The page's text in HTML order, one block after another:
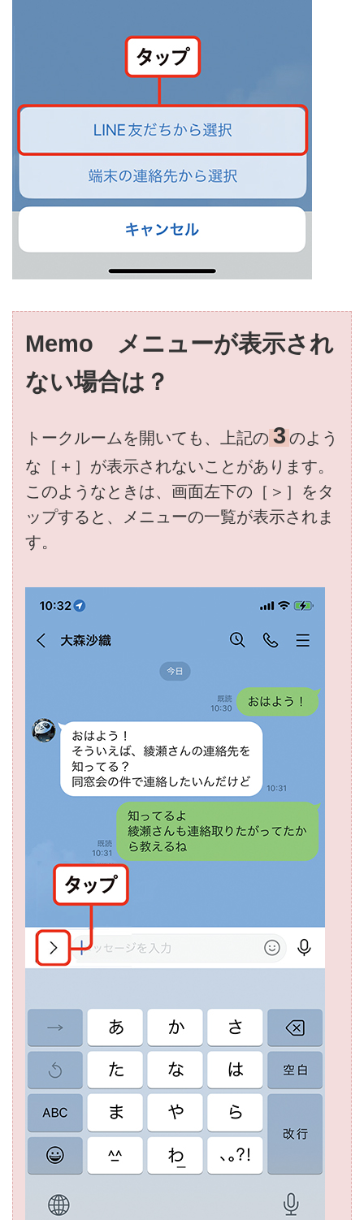
Memo メニューが表示され
ない場合は？
トークルームを開いても、上記の 3 のよう
な［＋］が表示されないことがあります。
このようなときは、画面左下の［＞］をタ
ップすると、メニューの一覧が表示されま
す。